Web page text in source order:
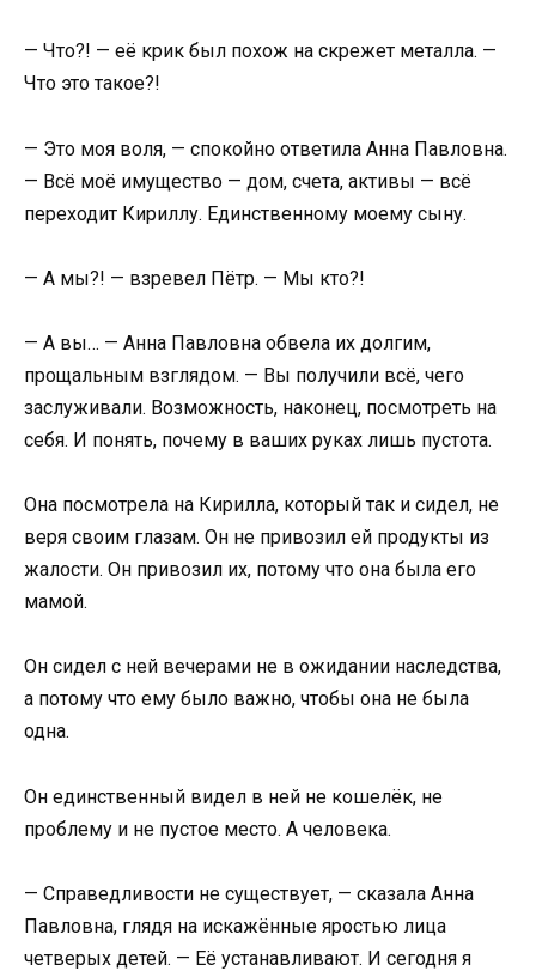
— Что?! — её крик был похож на скрежет металла. —
Что это такое?!
— Это моя воля, — спокойно ответила Анна Павловна.
— Всё моё имущество — дом, счета, активы — всё
переходит Кириллу. Единственному моему сыну.
— А мы?! — взревел Пётр. — Мы кто?!
— А вы… — Анна Павловна обвела их долгим,
прощальным взглядом. — Вы получили всё, чего
заслуживали. Возможность, наконец, посмотреть на
себя. И понять, почему в ваших руках лишь пустота.
Она посмотрела на Кирилла, который так и сидел, не
веря своим глазам. Он не привозил ей продукты из
жалости. Он привозил их, потому что она была его
мамой.
Он сидел с ней вечерами не в ожидании наследства,
а потому что ему было важно, чтобы она не была
одна.
Он единственный видел в ней не кошелёк, не
проблему и не пустое место. А человека.
— Справедливости не существует, — сказала Анна
Павловна, глядя на искажённые яростью лица
четверых детей. — Её устанавливают. И сегодня я